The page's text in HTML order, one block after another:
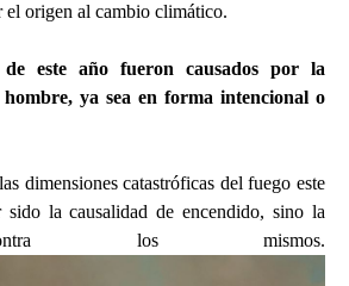
el origen al cambio climático.
este año fueron causados por la
ya sea en forma intencional o
dimensiones catastróficas del fuego este
sido la causalidad de encendido, sino la
los mismos.